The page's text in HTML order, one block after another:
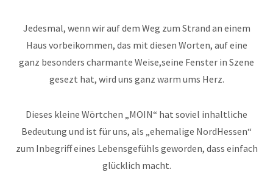
Jedesmal, wenn wir auf dem Weg zum Strand an einem
Haus vorbeikommen, das mit diesen Worten, auf eine
ganz besonders charmante Weise,seine Fenster in Szene
gesezt hat, wird uns ganz warm ums Herz.
Dieses kleine Wörtchen „MOIN“ hat soviel inhaltliche
Bedeutung und ist für uns, als „ehemalige NordHessen“
zum Inbegriff eines Lebensgefühls geworden, dass einfach
glücklich macht.